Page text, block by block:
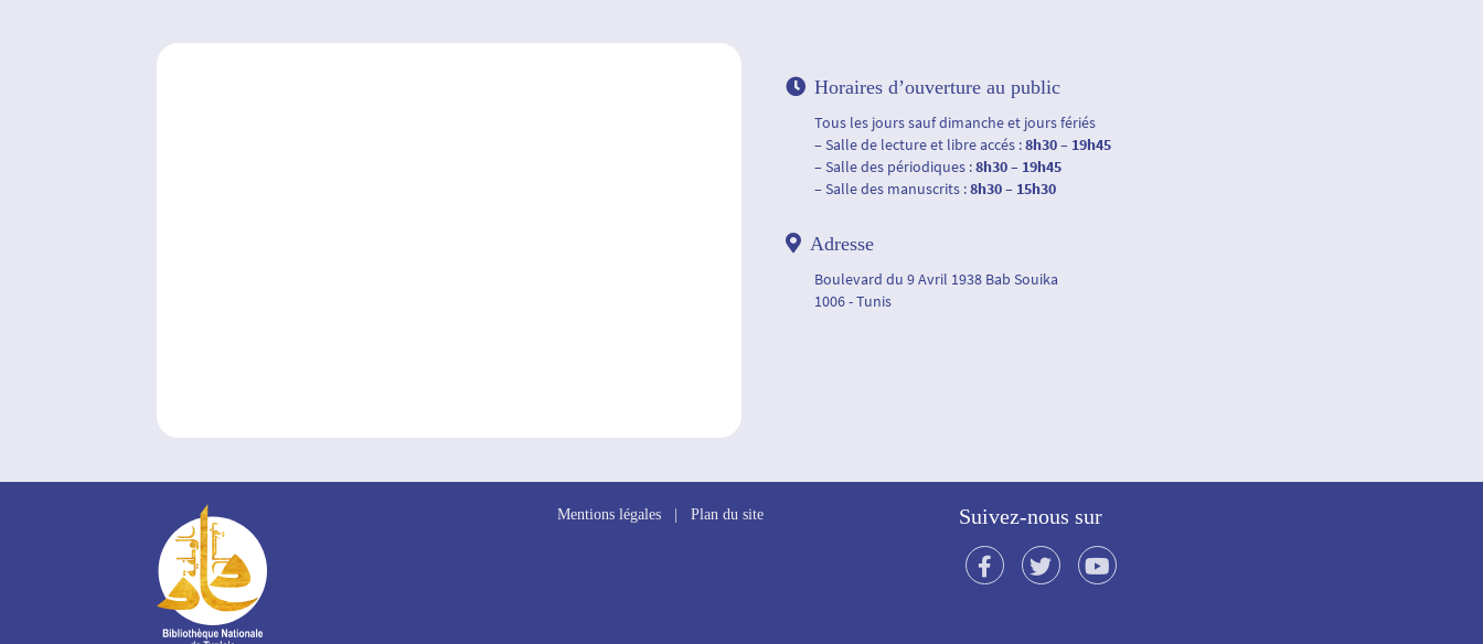
Horaires d’ouverture au public
Tous les jours sauf dimanche et jours fériés
– Salle de lecture et libre accés :8h30 – 19h45
– Salle des périodiques :8h30 – 19h45
– Salle des manuscrits :8h30 – 15h30
Adresse
Boulevard du 9 Avril 1938 Bab Souika
1006 - Tunis
Mentions légales Plan du site Suivez-nous sur